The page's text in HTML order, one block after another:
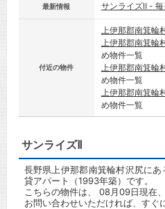
最新情報 サンライズⅡ -
付近の物件
上伊那郡南箕輪
上伊那郡南箕輪
め物件一覧
上伊那郡南箕輪
め物件一覧
上伊那郡南箕輪
め物件一覧
サンライズⅡ
長野県上伊那郡南箕輪村沢尻に
貸アパート（1993年築）です。
こちらの物件は、 08月09日現在
お問い合わせいただければ、すぐ